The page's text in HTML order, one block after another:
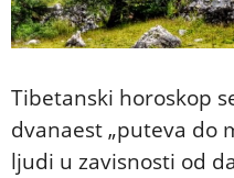
Tibetanski horoskop
dvanaest „puteva do
ljudi u zavisnosti od